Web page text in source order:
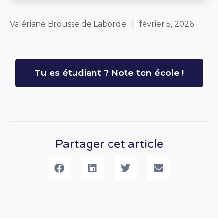
Valériane Brousse de Laborde février 5, 2026
Tu es étudiant ? Note ton école !
Partager cet article